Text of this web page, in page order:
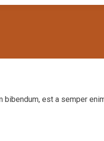
est a semper